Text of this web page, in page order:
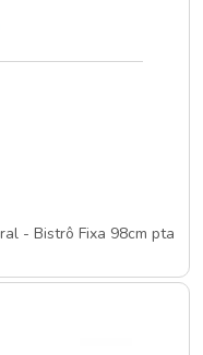
- Bistrô Fixa 98cm pta